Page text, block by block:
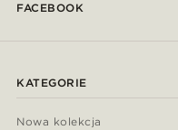
FACEBOOK
KATEGORIE
Nowa kolekcja